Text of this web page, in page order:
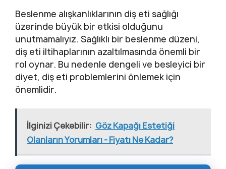
Beslenme alışkanlıklarının diş eti sağlığı
üzerinde büyük bir etkisi olduğunu
unutmamalıyız. Sağlıklı bir beslenme düzeni,
diş eti iltihaplarının azaltılmasında önemli bir
rol oynar. Bu nedenle dengeli ve besleyici bir
diyet, diş eti problemlerini önlemek için
önemlidir.
İlginizi Çekebilir: Göz Kapağı Estetiği
Olanların Yorumları - Fiyatı Ne Kadar?